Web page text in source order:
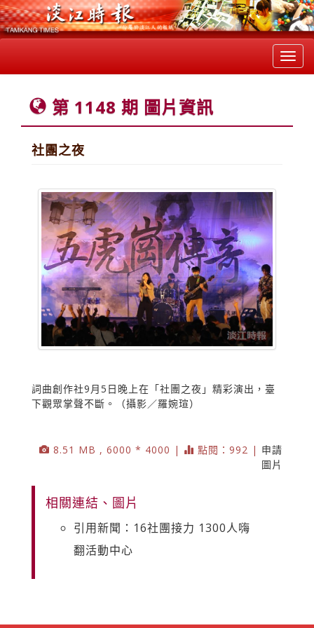
第 1148 期 圖片資訊
社團之夜
詞曲創作社9月5日晚上在「社團之夜」精彩演出，臺
下觀眾掌聲不斷。（攝影／羅婉瑄）
8.51 MB , 6000 * 4000 | 點閱：992 | 申請
圖片
相關連結、圖片
引用新聞：16社團接力 1300人嗨
翻活動中心